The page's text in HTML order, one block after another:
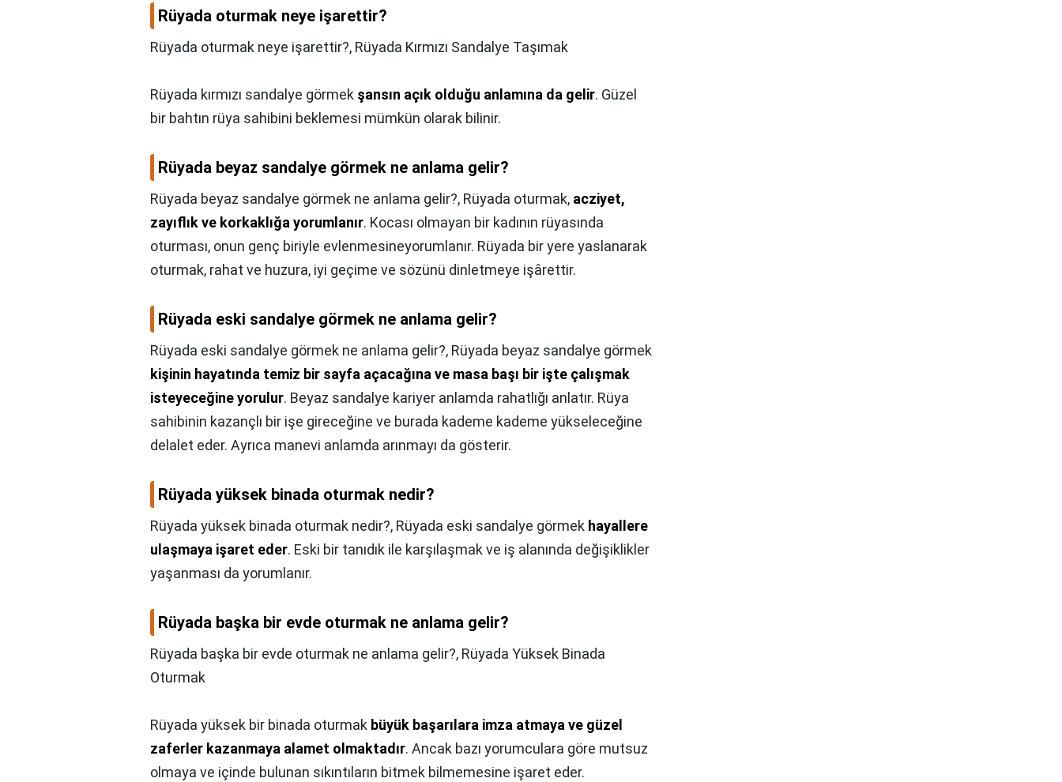
Rüyada oturmak neye işarettir?
Rüyada oturmak neye işarettir?, Rüyada Kırmızı Sandalye Taşımak
Rüyada kırmızı sandalye görmek şansın açık olduğu anlamına da gelir. Güzel
bir bahtın rüya sahibini beklemesi mümkün olarak bilinir.
Rüyada beyaz sandalye görmek ne anlama gelir?
Rüyada beyaz sandalye görmek ne anlama gelir?, Rüyada oturmak, acziyet,
zayıflık ve korkaklığa yorumlanır. Kocası olmayan bir kadının rüyasında
oturması, onun genç biriyle evlenmesineyorumlanır. Rüyada bir yere yaslanarak
oturmak, rahat ve huzura, iyi geçime ve sözünü dinletmeye işârettir.
Rüyada eski sandalye görmek ne anlama gelir?
Rüyada eski sandalye görmek ne anlama gelir?, Rüyada beyaz sandalye görmek
kişinin hayatında temiz bir sayfa açacağına ve masa başı bir işte çalışmak
isteyeceğine yorulur. Beyaz sandalye kariyer anlamda rahatlığı anlatır. Rüya
sahibinin kazançlı bir işe gireceğine ve burada kademe kademe yükseleceğine
delalet eder. Ayrıca manevi anlamda arınmayı da gösterir.
Rüyada yüksek binada oturmak nedir?
Rüyada yüksek binada oturmak nedir?, Rüyada eski sandalye görmek hayallere
ulaşmaya işaret eder. Eski bir tanıdık ile karşılaşmak ve iş alanında değişiklikler
yaşanması da yorumlanır.
Rüyada başka bir evde oturmak ne anlama gelir?
Rüyada başka bir evde oturmak ne anlama gelir?, Rüyada Yüksek Binada
Oturmak
Rüyada yüksek bir binada oturmak büyük başarılara imza atmaya ve güzel
zaferler kazanmaya alamet olmaktadır. Ancak bazı yorumculara göre mutsuz
olmaya ve içinde bulunan sıkıntıların bitmek bilmemesine işaret eder.